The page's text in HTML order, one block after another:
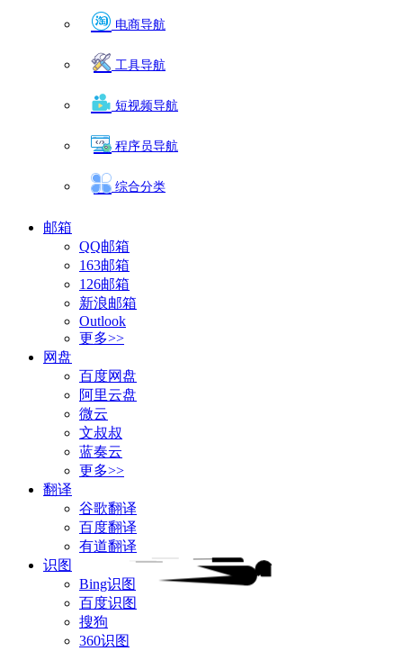
电商导航
工具导航
短视频导航
程序员导航
综合分类
邮箱
QQ邮箱
163邮箱
126邮箱
新浪邮箱
Outlook
更多>>
网盘
百度网盘
阿里云盘
微云
文叔叔
蓝奏云
更多>>
翻译
谷歌翻译
百度翻译
有道翻译
识图
Bing识图
百度识图
搜狗
360识图